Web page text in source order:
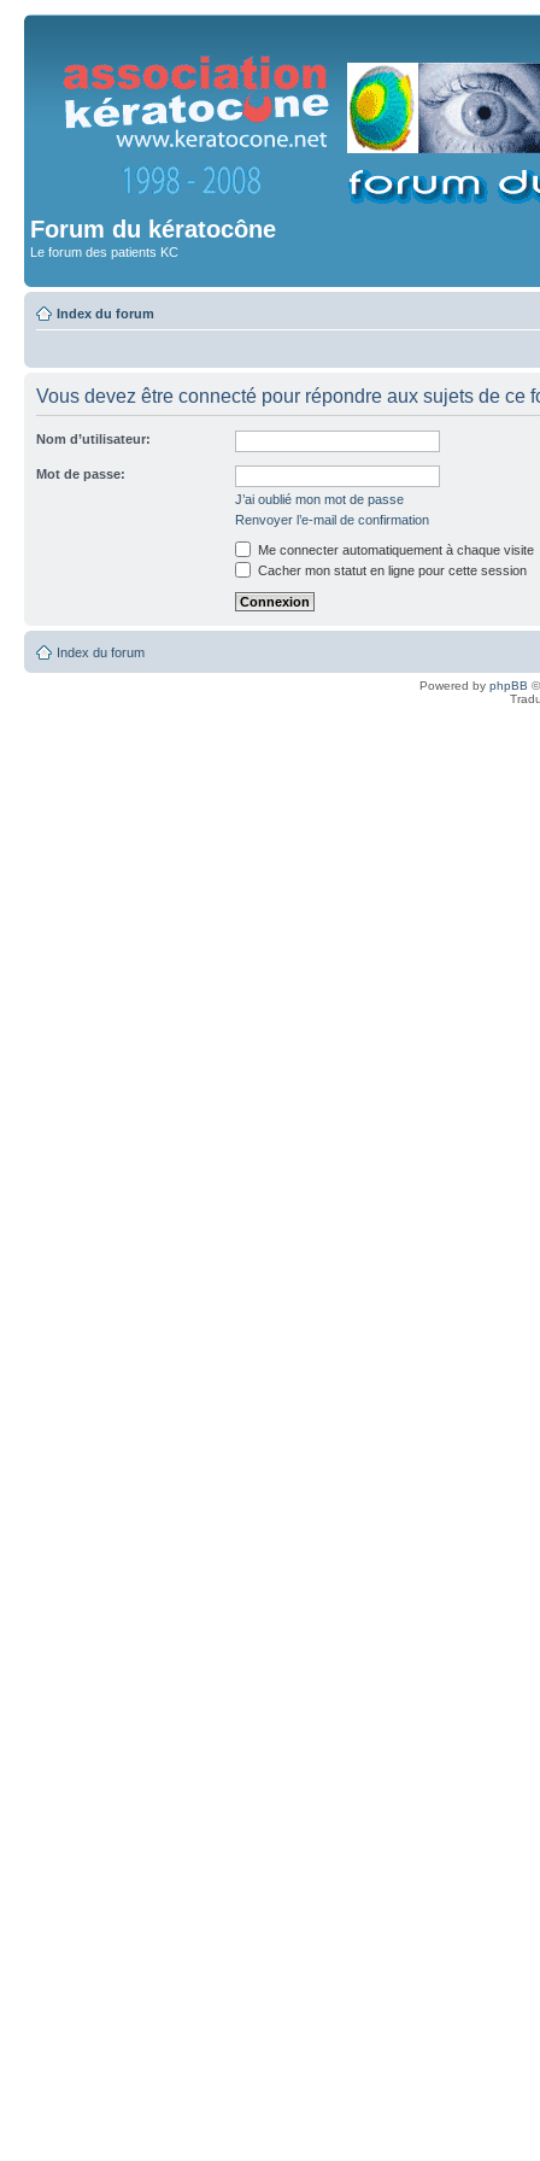
Forum du kératocône
Le forum des patients KC
Index du forum
Vous devez être connecté pour répondre aux sujets de ce
Nom d’utilisateur:
Mot de passe:
J’ai oublié mon mot de passe
Renvoyer l’e-mail de confirmation
Me connecter automatiquement à chaque visite
Cacher mon statut en ligne pour cette session
Index du forum
Powered by phpBB